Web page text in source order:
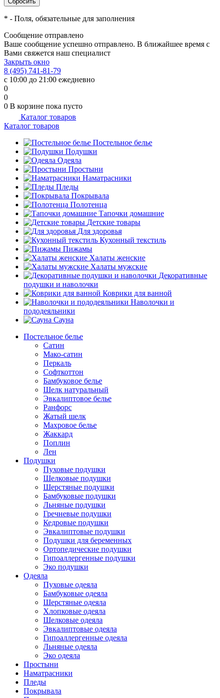
* - Поля, обязательные для заполнения
Сообщение отправлено
Ваше сообщение успешно отправлено. В ближайшее время с
Вами свяжется наш специалист
Закрыть окно
8 (495) 741-81-79
с 10:00 до 21:00 ежедневно
0
0
0 В корзине пока пусто
Каталог товаров
Каталог товаров
Постельное белье
Подушки
Одеяла
Простыни
Наматрасники
Пледы
Покрывала
Полотенца
Тапочки домашние
Детские товары
Для здоровья
Кухонный текстиль
Пижамы
Халаты женские
Халаты мужские
Декоративные
подушки и наволочки
Коврики для ванной
Наволочки и
пододеяльники
Сауна
Постельное белье
Сатин
Мако-сатин
Перкаль
Софткоттон
Бамбуковое белье
Шелк натуральный
Эвкалиптовое белье
Ранфорс
Жатый шелк
Махровое белье
Жаккард
Поплин
Лен
Подушки
Пуховые подушки
Шелковые подушки
Шерстяные подушки
Бамбуковые подушки
Льняные подушки
Гречневые подушки
Кедровые подушки
Эвкалиптовые подушки
Подушки для беременных
Ортопедические подушки
Гипоаллергенные подушки
Эко подушки
Одеяла
Пуховые одеяла
Бамбуковые одеяла
Шерстяные одеяла
Хлопковые одеяла
Шелковые одеяла
Эвкалиптовые одеяла
Гипоаллергенные одеяла
Льняные одеяла
Эко одеяла
Простыни
Наматрасники
Пледы
Покрывала